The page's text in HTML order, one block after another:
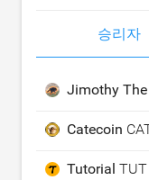
승리자
Jimothy
Catecoin
Tutorial TUT